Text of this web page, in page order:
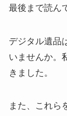
最後まで読ん
デジタル遺品
いませんか。
きました。
また、これら